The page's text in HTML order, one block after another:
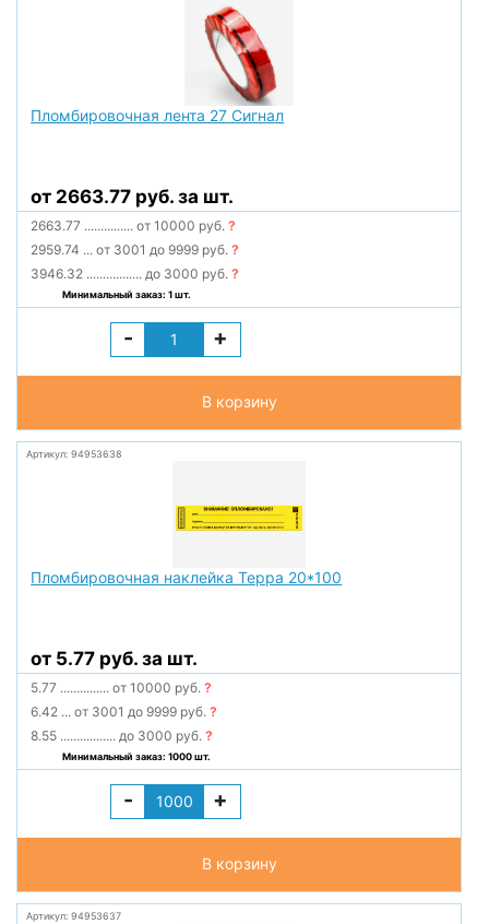
Пломбировочная лента 27 Сигнал
от 2663.77 руб. за шт.
2663.77 ............... от 10000 руб.?
2959.74 ... от 3001 до 9999 руб.?
3946.32 ................. до 3000 руб.?
Минимальный заказ: 1 шт.
- +
В корзину
Артикул: 94953638
Пломбировочная наклейка Терра 20*100
от 5.77 руб. за шт.
5.77 ............... от 10000 руб.?
6.42 ... от 3001 до 9999 руб.?
8.55 ................. до 3000 руб.?
Минимальный заказ: 1000 шт.
- +
В корзину
Артикул: 94953637